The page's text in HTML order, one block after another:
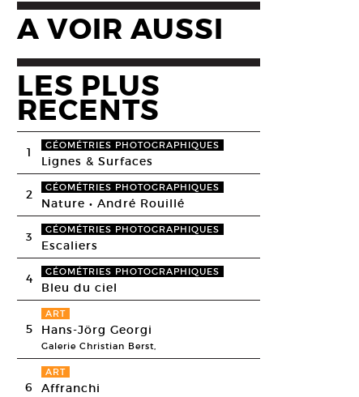
A VOIR AUSSI
LES PLUS
RECENTS
1 GÉOMÉTRIES PHOTOGRAPHIQUES
Lignes & Surfaces
2 GÉOMÉTRIES PHOTOGRAPHIQUES
Nature • André Rouillé
3 GÉOMÉTRIES PHOTOGRAPHIQUES
Escaliers
4 GÉOMÉTRIES PHOTOGRAPHIQUES
Bleu du ciel
5
ART
Hans-Jörg Georgi
Galerie Christian Berst,
6
ART
Affranchi